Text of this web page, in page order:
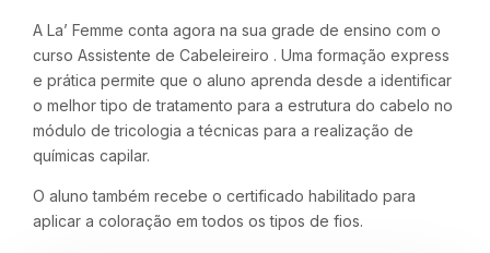
A La’ Femme conta agora na sua grade de ensino com o
curso Assistente de Cabeleireiro . Uma formação express
e prática permite que o aluno aprenda desde a identificar
o melhor tipo de tratamento para a estrutura do cabelo no
módulo de tricologia a técnicas para a realização de
químicas capilar.
O aluno também recebe o certificado habilitado para
aplicar a coloração em todos os tipos de fios.